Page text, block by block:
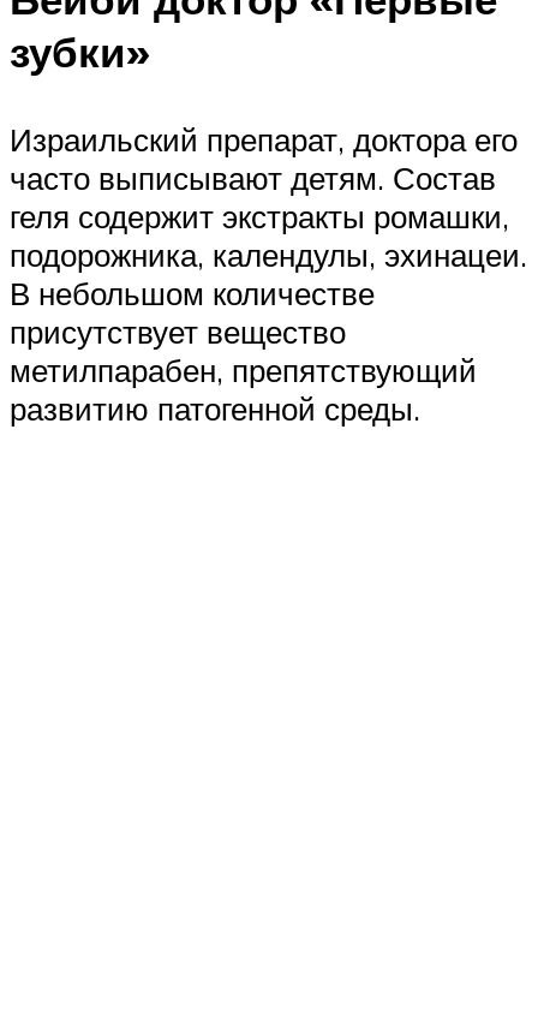
зубки»
Израильский препарат, доктора его
часто выписывают детям. Состав
геля содержит экстракты ромашки,
подорожника, календулы, эхинацеи.
В небольшом количестве
присутствует вещество
метилпарабен, препятствующий
развитию патогенной среды.